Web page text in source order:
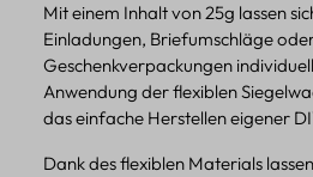
Mit einem Inhalt von 25g lassen
Einladungen, Briefumschläge
Geschenkverpackungen
Anwendung der flexiblen
das einfache Herstellen eigener
Dank des flexiblen Materials